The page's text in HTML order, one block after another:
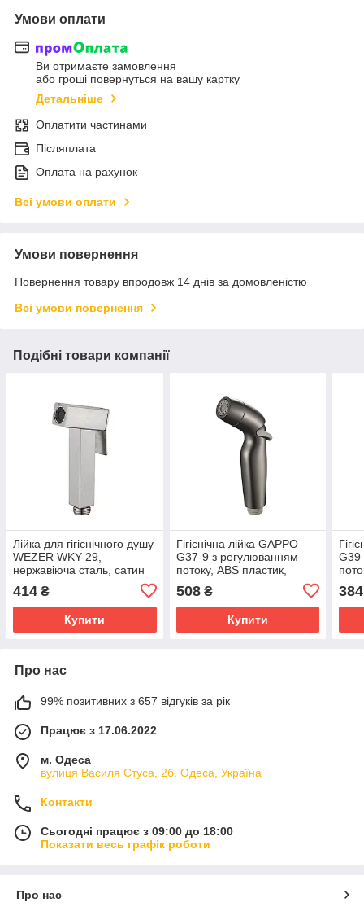
Умови оплати
Ви отримаєте замовлення
або гроші повернуться на вашу картку
Детальніше
Оплатити частинами
Післяплата
Оплата на рахунок
Всі умови оплати
Умови повернення
Повернення товару впродовж 14 днів за домовленістю
Всі умови повернення
Подібні товари компанії
Лійка для гігієнічного душу
WEZER WKY-29,
нержавіюча сталь, сатин
414 ₴
Купити
Гігієнічна лійка GAPPO
G37-9 з регулюванням
потоку, ABS пластик,
508₴
Купити
G39
384
Про нас
99% позитивних з 657 відгуків за рік
Працює з 17.06.2022
м. Одеса
вулиця Василя Стуса, 2б, Одеса, Україна
Контакти
Сьогодні працює з 09:00 до 18:00
Показати весь графік роботи
Про нас